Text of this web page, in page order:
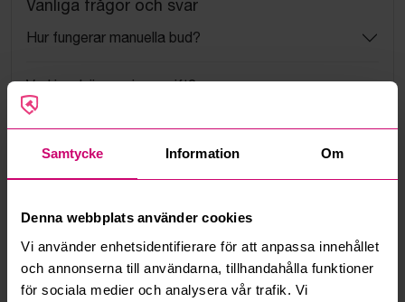
Samtycke Information Om
Denna webbplats använder cookies
Vi använder enhetsidentifierare för att anpassa innehållet
och annonserna till användarna, tillhandahålla funktioner
för sociala medier och analysera vår trafik. Vi
Vanliga frågor och svar
Hur fungerar manuella bud?
Vad innebär serviceavgift?
Vad är ett reservationspris?
Hur fungerar maxbud?
Hur fungerar budmotorn?
Kan jag ångra ett bud?